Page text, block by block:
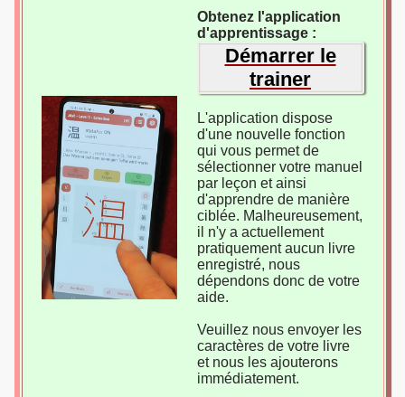
Obtenez l'application
d'apprentissage :
Démarrer le
trainer
L'application dispose
d'une nouvelle fonction
qui vous permet de
sélectionner votre manuel
par leçon et ainsi
d'apprendre de manière
ciblée. Malheureusement,
il n'y a actuellement
pratiquement aucun livre
enregistré, nous
dépendons donc de votre
aide.
Veuillez nous envoyer les
caractères de votre livre
et nous les ajouterons
immédiatement.